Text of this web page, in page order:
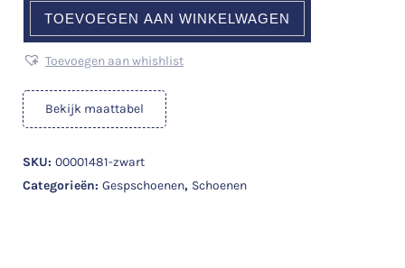
TOEVOEGEN AAN WINKELWAGEN
Toevoegen aan whishlist
Bekijk maattabel
SKU: 00001481-zwart
Categorieën: Gespschoenen, Schoenen